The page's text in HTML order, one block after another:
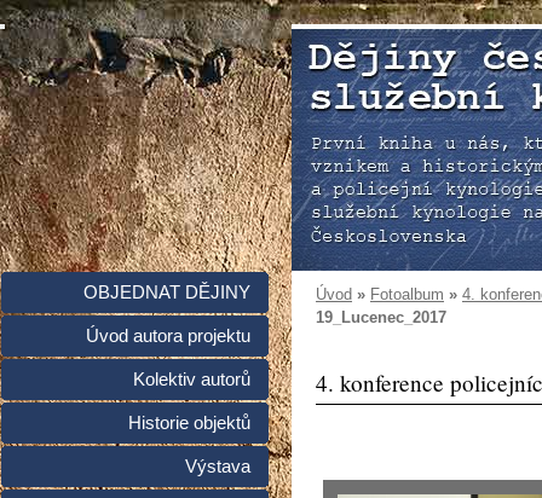
Úvod » Fotoalbum » 4.
19_Lucenec_2017
4. konference
OBJEDNAT DĚJINY
Úvod autora projektu
Kolektiv autorů
Historie objektů
Výstava